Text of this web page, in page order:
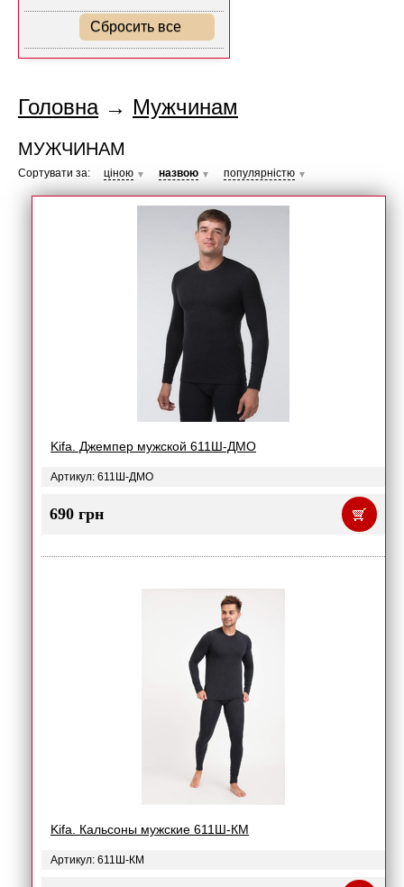
Сбросить все
Головна→ Мужчинам
МУЖЧИНАМ
Сортувати за: ціною ▼ назвою ▼ популярністю ▼
Kifa. Джемпер мужской 611Ш-ДМО
Артикул: 611Ш-ДМО
690 грн
Kifa. Кальсоны мужские 611Ш-КМ
Артикул: 611Ш-КМ